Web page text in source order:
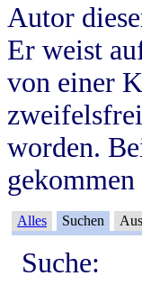
Autor
Er weist
von einer
worden.
Alles Suchen
Suche: